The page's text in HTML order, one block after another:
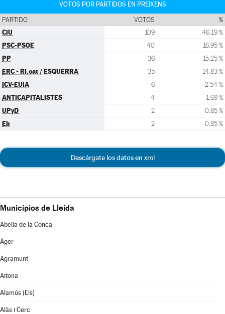
VOTOS POR PARTIDOS EN PREIXENS
PARTIDO VOTOS %
CiU 109 46,19 %
PSC-PSOE 40 16,95 %
PP 36 15,25 %
ERC - RI.cat / ESQUERRA 35 14,83 %
ICV-EUiA 6 2,54 %
ANTICAPITALISTES 4 1,69 %
UPyD 2 0,85 %
Eb 2 0,85 %
Descárgate los datos en xml
Municipios de Lleida
Abella de la Conca
Àger
Agramunt
Aitona
Alamús (Els)
Alàs i Cerc